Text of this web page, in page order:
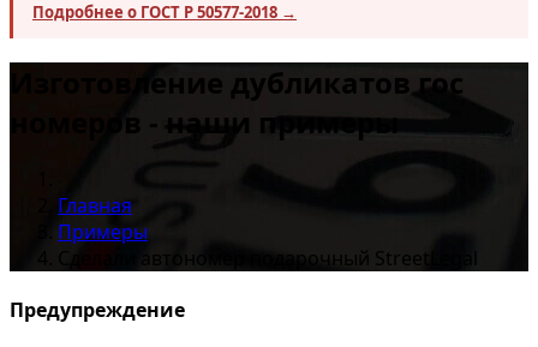
Подробнее о ГОСТ Р 50577-2018 →
Изготовление дубликатов гос
номеров - наши примеры
Главная
Примеры
Сделали автономер подарочный StreetLegal
Предупреждение